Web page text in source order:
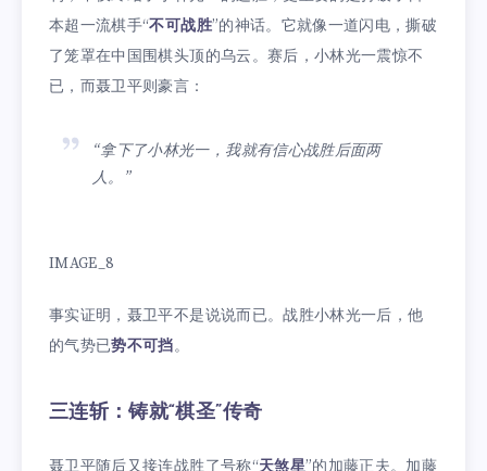
本超一流棋手“不可战胜”的神话。它就像一道闪电，撕破
了笼罩在中国围棋头顶的乌云。赛后，小林光一震惊不
已，而聂卫平则豪言：
“拿下了小林光一，我就有信心战胜后面两
人。”
IMAGE_8
事实证明，聂卫平不是说说而已。战胜小林光一后，他
的气势已势不可挡。
三连斩：铸就“棋圣”传奇